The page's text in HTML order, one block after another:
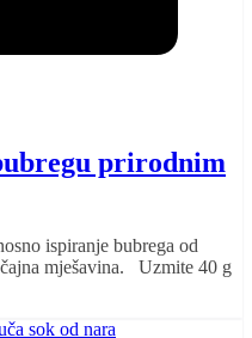
prirodnim
ispiranje bubrega od
mješavina. Uzmite 40 g